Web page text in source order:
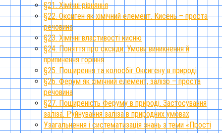
§21. Хімічні рівняння
§22. Оксиген як хімічний елемент. Кисень – проста
речовина
§23. Хімічні властивості кисню
§24. Поняття про оксиди. Умови виникнення й
припинення горіння
§25. Поширення та колообіг Оксигену в природі
§26. Ферум як хімічний елемент, залізо – проста
речовина
§27. Поширеність Феруму в природі. Застосування
заліза. Руйнування заліза в природних умовах
Узагальнення і систематизація знань з теми «Прості